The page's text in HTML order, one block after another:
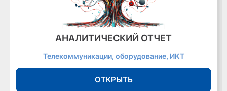
АНАЛИТИЧЕСКИЙ ОТЧЕТ
Телекоммуникации, оборудование, ИКТ
ОТКРЫТЬ